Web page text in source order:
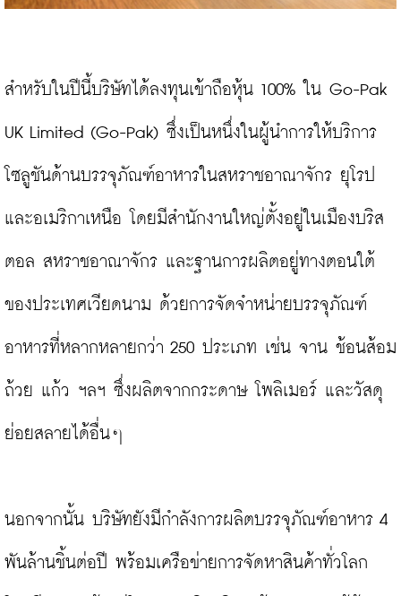
สำหรับในปีนี้บริษัทได้ลงทุนเข้าถือหุ้น 100% ใน Go-Pak
UK Limited (Go-Pak) ซึ่งเป็นหนึ่งในผู้นำการให้บริการ
โซลูชันด้านบรรจุภัณฑ์อาหารในสหราชอาณาจักร ยุโรป
และอเมริกาเหนือ โดยมีสำนักงานใหญ่ตั้งอยู่ในเมืองบริส
ตอล สหราชอาณาจักร และฐานการผลิตอยู่ทางตอนใต้
ของประเทศเวียดนาม ด้วยการจัดจำหน่ายบรรจุภัณฑ์
อาหารที่หลากหลายกว่า 250 ประเภท เช่น จาน ช้อนส้อม
ถ้วย แก้ว ฯลฯ ซึ่งผลิตจากกระดาษ โพลิเมอร์ และวัสดุ
ย่อยสลายได้อื่นๆ
นอกจากนั้น บริษัทยังมีกำลังการผลิตบรรจุภัณฑ์อาหาร 4
พันล้านชิ้นต่อปี พร้อมเครือข่ายการจัดหาสินค้าทั่วโลก